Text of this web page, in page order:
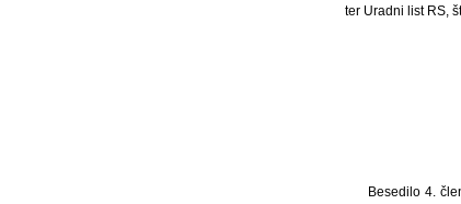
ter Uradni list RS,
Besedilo 4.